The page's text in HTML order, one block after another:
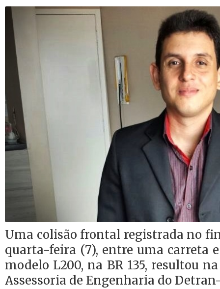
Uma colisão frontal registrada no
quarta-feira (7), entre uma carreta
modelo L200, na BR 135, resultou
Assessoria de Engenharia do